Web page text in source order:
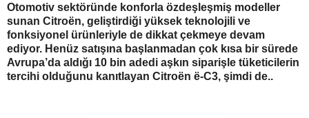
Otomotiv sektöründe konforla özdeşleşmiş modeller
sunan Citroën, geliştirdiği yüksek teknolojili ve
fonksiyonel ürünleriyle de dikkat çekmeye devam
ediyor. Henüz satışına başlanmadan çok kısa bir sürede
Avrupa’da aldığı 10 bin adedi aşkın siparişle tüketicilerin
tercihi olduğunu kanıtlayan Citroën ë-C3, şimdi de..